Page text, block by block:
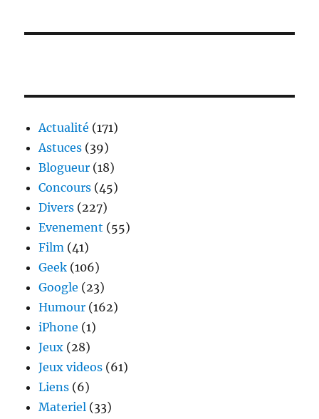
Actualité (171)
Astuces (39)
Blogueur (18)
Concours (45)
Divers (227)
Evenement (55)
Film (41)
Geek (106)
Google (23)
Humour (162)
iPhone (1)
Jeux (28)
Jeux videos (61)
Liens (6)
Materiel (33)